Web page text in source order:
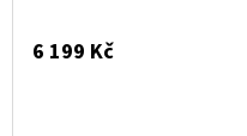
6 199 Kč